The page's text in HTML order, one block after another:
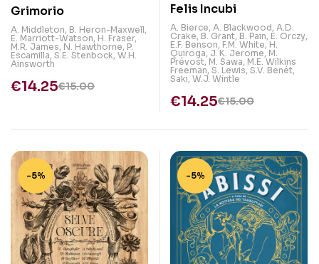
Grimorio
A. Middleton, B. Heron-Maxwell,
E. Marriott-Watson, H. Fraser,
M.R. James, N. Hawthorne, P.
Escamilla, S.E. Stenbock, W.H.
Ainsworth
€15.00
€14.25
Felis Incubi
A. Bierce, A. Blackwood, A.D.
Crake, B. Grant, B. Pain, E. Orczy,
E.F. Benson, F.M. White, H.
Quiroga, J. K. Jerome, M.
Prévost, M. Sawa, M.E. Wilkins
Freeman, S. Lewis, S.V. Benét,
Saki, W.J. Wintle
€15.00
€14.25
-5% -5%